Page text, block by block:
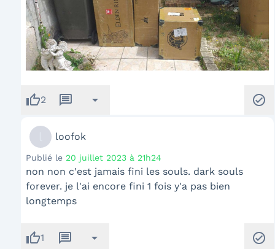
thumb_up2 message arrow_drop_down check_circle
loofok
Publié le 20 juillet 2023 à 21h24
non non c'est jamais fini les souls. dark souls
forever. je l'ai encore fini 1 fois y'a pas bien
longtemps
thumb_up1 message arrow_drop_down check_circle